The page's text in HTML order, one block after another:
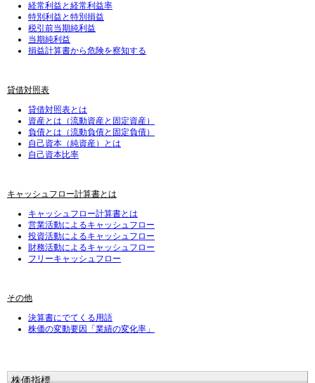
経常利益と経常利益率
特別利益と特別損益
税引前当期純利益
当期純利益
損益計算書から危険を察知する
貸借対照表
貸借対照表とは
資産とは（流動資産と固定資産）
負債とは（流動負債と固定負債）
自己資本（純資産）とは
自己資本比率
キャッシュフロー計算書とは
キャッシュフロー計算書とは
営業活動によるキャッシュフロー
投資活動によるキャッシュフロー
財務活動によるキャッシュフロー
フリーキャッシュフロー
その他
決算書にでてくる用語
株価の変動要因「業績の変化率」
株価指標